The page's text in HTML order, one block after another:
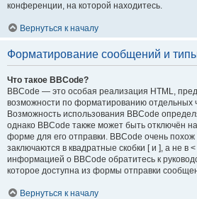
конференции, на которой находитесь.
Вернуться к началу
Форматирование сообщений и
Что такое BBCode?
BBCode — это особая реализация HTML,
возможности по форматированию отдельных
Возможность использования BBCode
однако BBCode также может быть отключён
форме для его отправки. BBCode очень похож
заключаются в квадратные скобки [ и ], а не в
информацией о BBCode обратитесь к
которое доступна из формы отправки
Вернуться к началу